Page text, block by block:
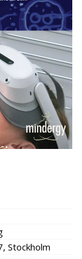
Stockholm